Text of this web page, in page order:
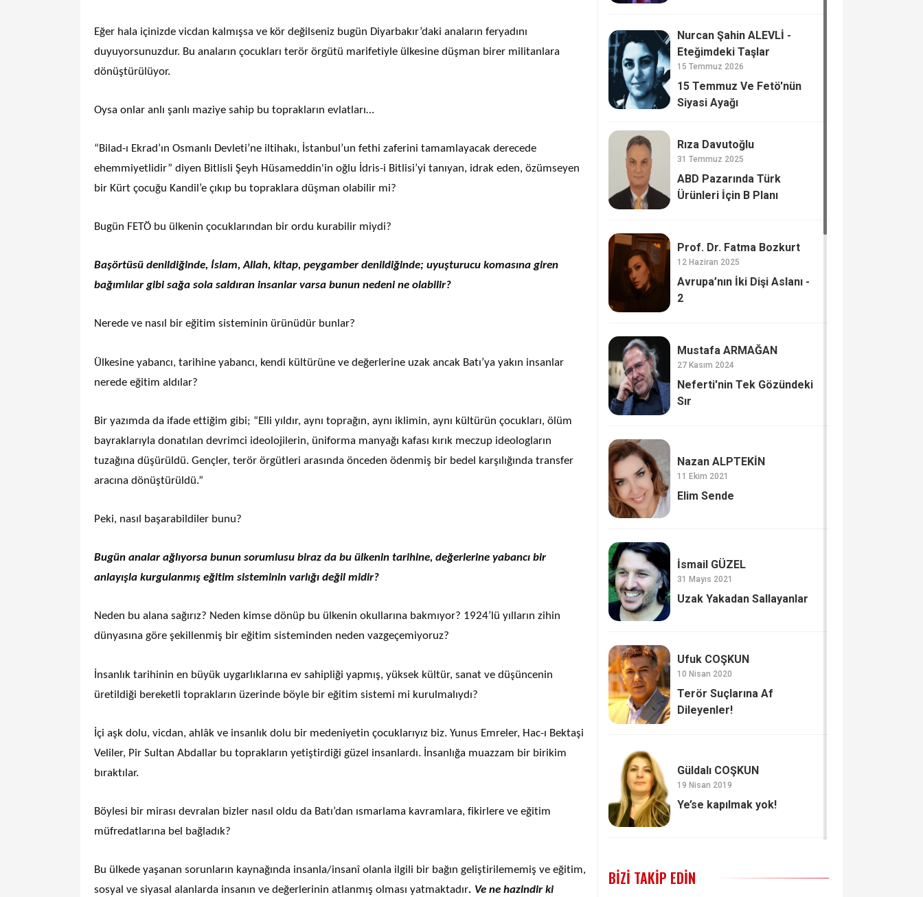
Eğer hala içinizde vicdan kalmışsa ve kör değilseniz bugün Diyarbakır’daki anaların feryadını
duyuyorsunuzdur. Bu anaların çocukları terör örgütü marifetiyle ülkesine düşman birer militanlara
dönüştürülüyor.
Oysa onlar anlı şanlı maziye sahip bu toprakların evlatları…
“Bilad-ı Ekrad’ın Osmanlı Devleti’ne iltihakı, İstanbul’un fethi zaferini tamamlayacak derecede
ehemmiyetlidir” diyen Bitlisli Şeyh Hüsameddin'in oğlu İdris-i Bitlisi’yi tanıyan, idrak eden, özümseyen
bir Kürt çocuğu Kandil’e çıkıp bu topraklara düşman olabilir mi?
Bugün FETÖ bu ülkenin çocuklarından bir ordu kurabilir miydi?
Başörtüsü denildiğinde, İslam, Allah, kitap, peygamber denildiğinde; uyuşturucu komasına giren
bağımlılar gibi sağa sola saldıran insanlar varsa bunun nedeni ne olabilir?
Nerede ve nasıl bir eğitim sisteminin ürünüdür bunlar?
Ülkesine yabancı, tarihine yabancı, kendi kültürüne ve değerlerine uzak ancak Batı’ya yakın insanlar
nerede eğitim aldılar?
Bir yazımda da ifade ettiğim gibi; “Elli yıldır, aynı toprağın, aynı iklimin, aynı kültürün çocukları, ölüm
bayraklarıyla donatılan devrimci ideolojilerin, üniforma manyağı kafası kırık meczup ideologların
tuzağına düşürüldü. Gençler, terör örgütleri arasında önceden ödenmiş bir bedel karşılığında transfer
aracına dönüştürüldü.”
Peki, nasıl başarabildiler bunu?
Bugün analar ağlıyorsa bunun sorumlusu biraz da bu ülkenin tarihine, değerlerine yabancı bir
anlayışla kurgulanmış eğitim sisteminin varlığı değil midir?
Neden bu alana sağırız? Neden kimse dönüp bu ülkenin okullarına bakmıyor? 1924’lü yılların zihin
dünyasına göre şekillenmiş bir eğitim sisteminden neden vazgeçemiyoruz?
İnsanlık tarihinin en büyük uygarlıklarına ev sahipliği yapmış, yüksek kültür, sanat ve düşüncenin
üretildiği bereketli toprakların üzerinde böyle bir eğitim sistemi mi kurulmalıydı?
İçi aşk dolu, vicdan, ahlâk ve insanlık dolu bir medeniyetin çocuklarıyız biz. Yunus Emreler, Hac-ı Bektaşi
Veliler, Pir Sultan Abdallar bu toprakların yetiştirdiği güzel insanlardı. İnsanlığa muazzam bir birikim
bıraktılar.
Böylesi bir mirası devralan bizler nasıl oldu da Batı’dan ısmarlama kavramlara, fikirlere ve eğitim
müfredatlarına bel bağladık?
Bu ülkede yaşanan sorunların kaynağında insanla/insanî olanla ilgili bir bağın geliştirilememiş ve eğitim,
sosyal ve siyasal alanlarda insanın ve değerlerinin atlanmış olması yatmaktadır. Ve ne hazindir ki
Nurcan Şahin ALEVLİ -
Eteğimdeki Taşlar
15 Temmuz 2026
15 Temmuz Ve Fetö'nün
Siyasi Ayağı
Rıza Davutoğlu
31 Temmuz 2025
ABD Pazarında Türk
Ürünleri İçin B Planı
Prof. Dr. Fatma Bozkurt
12 Haziran 2025
Avrupa’nın İki Dişi Aslanı -
2
Mustafa ARMAĞAN
27 Kasım 2024
Neferti'nin Tek Gözündeki
Sır
Nazan ALPTEKİN
11 Ekim 2021
Elim Sende
İsmail GÜZEL
31 Mayıs 2021
Uzak Yakadan Sallayanlar
Ufuk COŞKUN
10 Nisan 2020
Terör Suçlarına Af
Dileyenler!
Güldalı COŞKUN
19 Nisan 2019
Ye’se kapılmak yok!
BIZI TAKIP EDIN